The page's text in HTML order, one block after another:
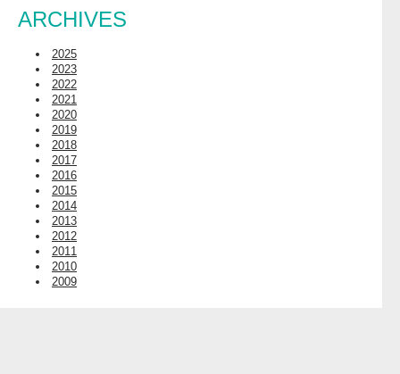
ARCHIVES
2025
2023
2022
2021
2020
2019
2018
2017
2016
2015
2014
2013
2012
2011
2010
2009